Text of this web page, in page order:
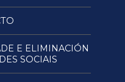
E ELIMINACIÓN
SOCIAIS